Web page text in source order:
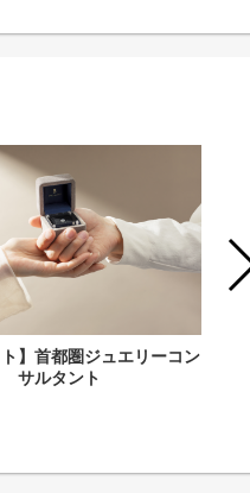
ト】首都圏ジュエリーコン
サルタント